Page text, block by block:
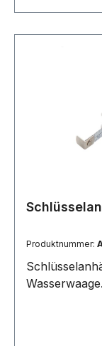
Produktnummer:
Wasserwaage.